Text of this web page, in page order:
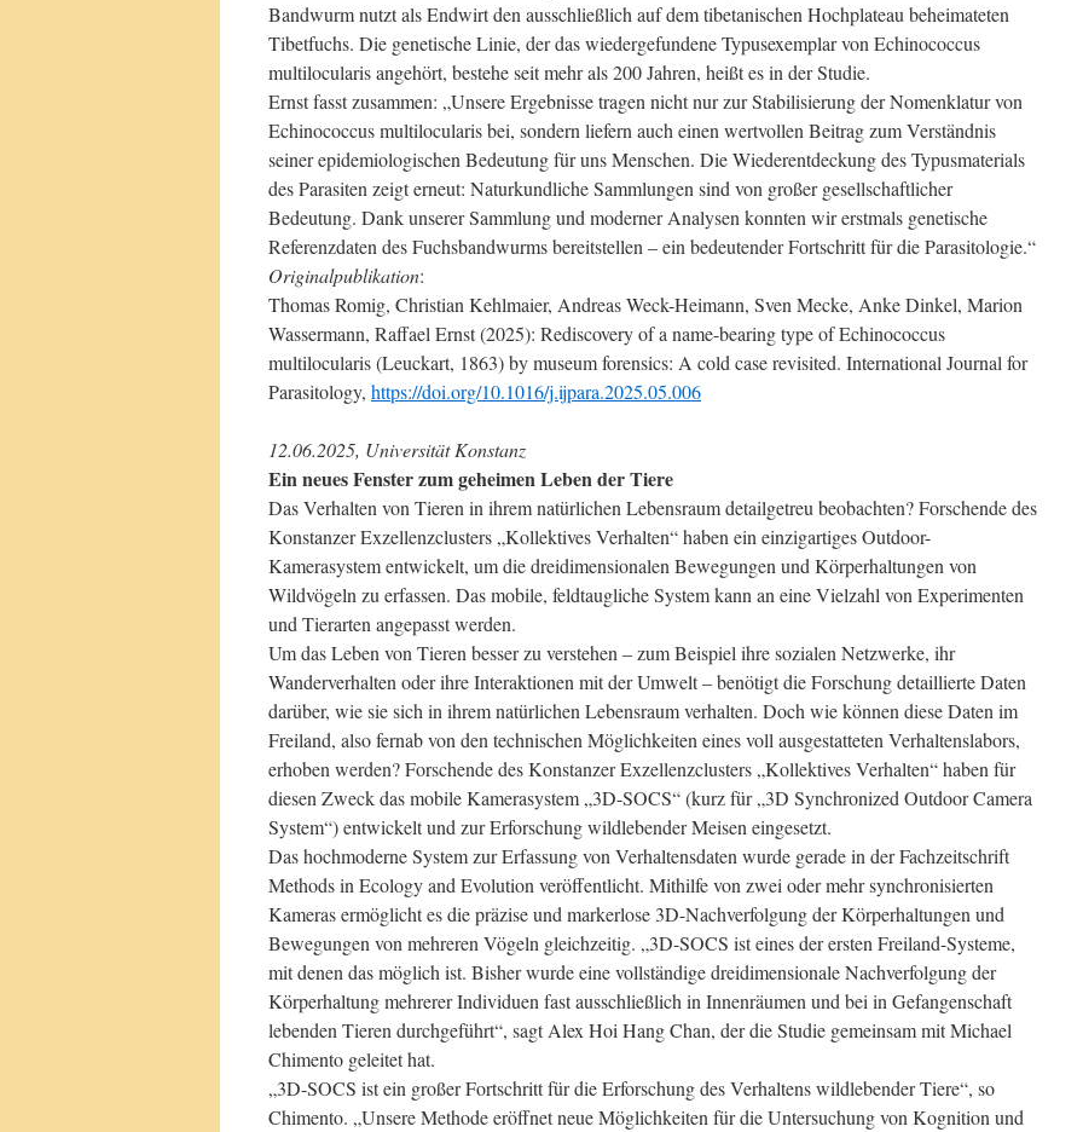
Bandwurm nutzt als Endwirt den ausschließlich auf dem tibetanischen Hochplateau beheimateten
Tibetfuchs. Die genetische Linie, der das wiedergefundene Typusexemplar von Echinococcus
multilocularis angehört, bestehe seit mehr als 200 Jahren, heißt es in der Studie.
Ernst fasst zusammen: „Unsere Ergebnisse tragen nicht nur zur Stabilisierung der Nomenklatur von
Echinococcus multilocularis bei, sondern liefern auch einen wertvollen Beitrag zum Verständnis
seiner epidemiologischen Bedeutung für uns Menschen. Die Wiederentdeckung des Typusmaterials
des Parasiten zeigt erneut: Naturkundliche Sammlungen sind von großer gesellschaftlicher
Bedeutung. Dank unserer Sammlung und moderner Analysen konnten wir erstmals genetische
Referenzdaten des Fuchsbandwurms bereitstellen – ein bedeutender Fortschritt für die Parasitologie.“
Originalpublikation:
Thomas Romig, Christian Kehlmaier, Andreas Weck-Heimann, Sven Mecke, Anke Dinkel, Marion
Wassermann, Raffael Ernst (2025): Rediscovery of a name-bearing type of Echinococcus
multilocularis (Leuckart, 1863) by museum forensics: A cold case revisited. International Journal for
Parasitology, https://doi.org/10.1016/j.ijpara.2025.05.006
12.06.2025, Universität Konstanz
Ein neues Fenster zum geheimen Leben der Tiere
Das Verhalten von Tieren in ihrem natürlichen Lebensraum detailgetreu beobachten? Forschende des
Konstanzer Exzellenzclusters „Kollektives Verhalten“ haben ein einzigartiges Outdoor-
Kamerasystem entwickelt, um die dreidimensionalen Bewegungen und Körperhaltungen von
Wildvögeln zu erfassen. Das mobile, feldtaugliche System kann an eine Vielzahl von Experimenten
und Tierarten angepasst werden.
Um das Leben von Tieren besser zu verstehen – zum Beispiel ihre sozialen Netzwerke, ihr
Wanderverhalten oder ihre Interaktionen mit der Umwelt – benötigt die Forschung detaillierte Daten
darüber, wie sie sich in ihrem natürlichen Lebensraum verhalten. Doch wie können diese Daten im
Freiland, also fernab von den technischen Möglichkeiten eines voll ausgestatteten Verhaltenslabors,
erhoben werden? Forschende des Konstanzer Exzellenzclusters „Kollektives Verhalten“ haben für
diesen Zweck das mobile Kamerasystem „3D-SOCS“ (kurz für „3D Synchronized Outdoor Camera
System“) entwickelt und zur Erforschung wildlebender Meisen eingesetzt.
Das hochmoderne System zur Erfassung von Verhaltensdaten wurde gerade in der Fachzeitschrift
Methods in Ecology and Evolution veröffentlicht. Mithilfe von zwei oder mehr synchronisierten
Kameras ermöglicht es die präzise und markerlose 3D-Nachverfolgung der Körperhaltungen und
Bewegungen von mehreren Vögeln gleichzeitig. „3D-SOCS ist eines der ersten Freiland-Systeme,
mit denen das möglich ist. Bisher wurde eine vollständige dreidimensionale Nachverfolgung der
Körperhaltung mehrerer Individuen fast ausschließlich in Innenräumen und bei in Gefangenschaft
lebenden Tieren durchgeführt“, sagt Alex Hoi Hang Chan, der die Studie gemeinsam mit Michael
Chimento geleitet hat.
„3D-SOCS ist ein großer Fortschritt für die Erforschung des Verhaltens wildlebender Tiere“, so
Chimento. „Unsere Methode eröffnet neue Möglichkeiten für die Untersuchung von Kognition und